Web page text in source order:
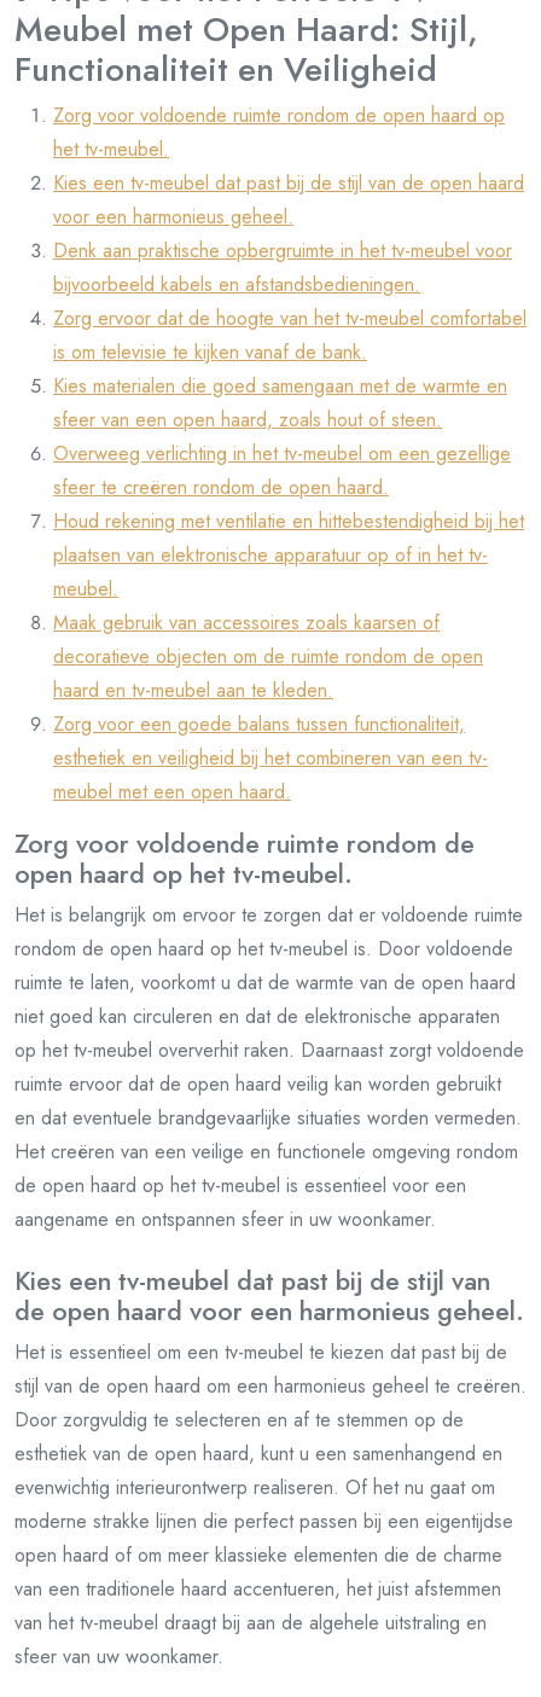
Meubel met Open Haard: Stijl,
Functionaliteit en Veiligheid
Zorg voor voldoende ruimte rondom de open haard op
het tv-meubel.
Kies een tv-meubel dat past bij de stijl van de open haard
voor een harmonieus geheel.
Denk aan praktische opbergruimte in het tv-meubel voor
bijvoorbeeld kabels en afstandsbedieningen.
Zorg ervoor dat de hoogte van het tv-meubel comfortabel
is om televisie te kijken vanaf de bank.
Kies materialen die goed samengaan met de warmte en
sfeer van een open haard, zoals hout of steen.
Overweeg verlichting in het tv-meubel om een gezellige
sfeer te creëren rondom de open haard.
Houd rekening met ventilatie en hittebestendigheid bij het
plaatsen van elektronische apparatuur op of in het tv-
meubel.
Maak gebruik van accessoires zoals kaarsen of
decoratieve objecten om de ruimte rondom de open
haard en tv-meubel aan te kleden.
Zorg voor een goede balans tussen functionaliteit,
esthetiek en veiligheid bij het combineren van een tv-
meubel met een open haard.
Zorg voor voldoende ruimte rondom de
open haard op het tv-meubel.
Het is belangrijk om ervoor te zorgen dat er voldoende ruimte
rondom de open haard op het tv-meubel is. Door voldoende
ruimte te laten, voorkomt u dat de warmte van de open haard
niet goed kan circuleren en dat de elektronische apparaten
op het tv-meubel oververhit raken. Daarnaast zorgt voldoende
ruimte ervoor dat de open haard veilig kan worden gebruikt
en dat eventuele brandgevaarlijke situaties worden vermeden.
Het creëren van een veilige en functionele omgeving rondom
de open haard op het tv-meubel is essentieel voor een
aangename en ontspannen sfeer in uw woonkamer.
Kies een tv-meubel dat past bij de stijl van
de open haard voor een harmonieus geheel.
Het is essentieel om een tv-meubel te kiezen dat past bij de
stijl van de open haard om een harmonieus geheel te creëren.
Door zorgvuldig te selecteren en af te stemmen op de
esthetiek van de open haard, kunt u een samenhangend en
evenwichtig interieurontwerp realiseren. Of het nu gaat om
moderne strakke lijnen die perfect passen bij een eigentijdse
open haard of om meer klassieke elementen die de charme
van een traditionele haard accentueren, het juist afstemmen
van het tv-meubel draagt bij aan de algehele uitstraling en
sfeer van uw woonkamer.